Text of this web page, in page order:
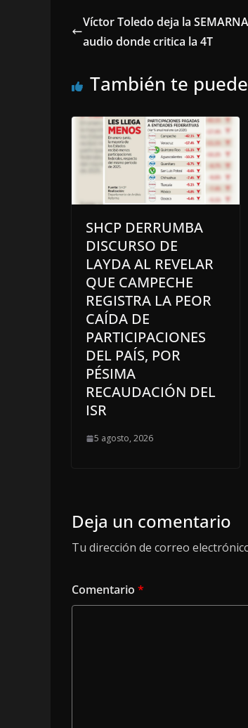
Víctor Toledo deja la
audio donde critica la 4T
También te
SHCP DERRUMBA
DISCURSO DE
LAYDA AL REVELAR
QUE CAMPECHE
REGISTRA LA PEOR
CAÍDA DE
PARTICIPACIONES
DEL PAÍS, POR
PÉSIMA
RECAUDACIÓN DEL
ISR
5 agosto, 2026
Deja un comentario
Tu dirección de correo
Comentario *